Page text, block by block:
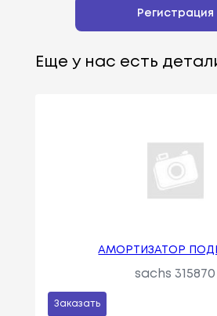
Регистрация
Еще у нас есть
АМОРТИЗАТОР
sachs 315870
Заказать